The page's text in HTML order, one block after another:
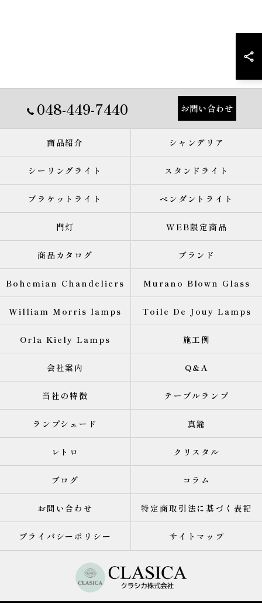
048-449-7440 お問い合わせ
商品紹介 シャンデリア
シーリングライト スタンドライト
ブラケットライト ペンダントライト
門灯 WEB限定商品
商品カタログ ブランド
Bohemian Chandeliers Murano Blown Glass
William Morris lamps Toile De Jouy Lamps
Orla Kiely Lamps 施工例
会社案内 Q&A
当社の特徴 テーブルランプ
ランプシェード 真鍮
レトロ クリスタル
ブログ コラム
お問い合わせ 特定商取引法に基づく表記
プライバシーポリシー サイトマップ